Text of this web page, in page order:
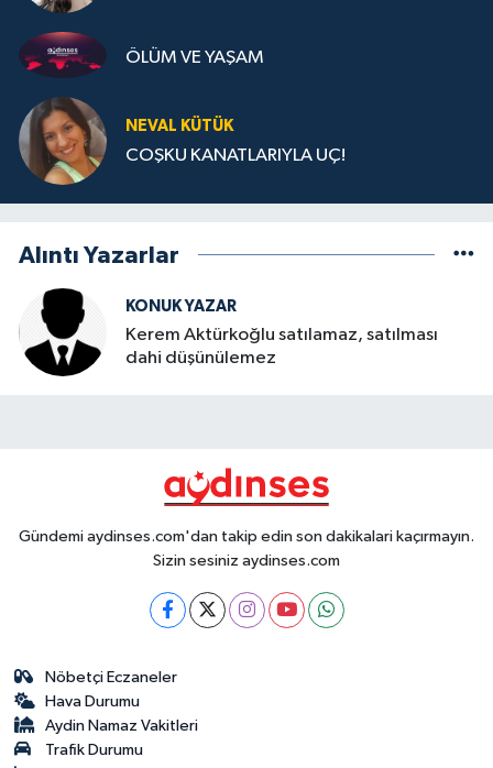
ÖLÜM VE YAŞAM
NEVAL KÜTÜK
COŞKU KANATLARIYLA UÇ!
Alıntı Yazarlar
KONUK YAZAR
Kerem Aktürkoğlu satılamaz, satılması
dahi düşünülemez
Gündemi aydinses.com'dan takip edin son dakikalari kaçırmayın.
Sizin sesiniz aydinses.com
Nöbetçi Eczaneler
Hava Durumu
Aydin Namaz Vakitleri
Trafik Durumu